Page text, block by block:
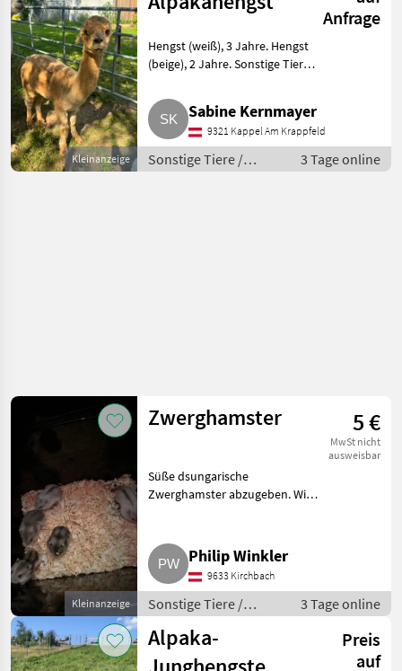
Kleinanzeige
Anfrage
Hengst (weiß), 3 Jahre. Hengst
(beige), 2 Jahre. Sonstige Tiere
Sabine Kernmayer
9321 Kappel Am Krappfeld
Sonstige Tiere /
Alpakas
3 Tage online
Kleinanzeige
Zwerghamster 5 €
MwSt nicht
ausweisbar
Süße dsungarische
Zwerghamster abzugeben. Wir
gute Hände abzugeben. Die
Kleinen sind neugierig,
zutraulich u
Philip Winkler
9633 Kirchbach
Sonstige Tiere /
Kleintiere
3 Tage online
Alpaka-
Preis
auf